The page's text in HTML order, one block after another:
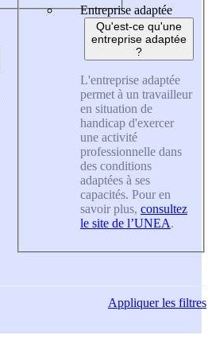
Entreprise adaptée
Qu'est-ce qu'une
entreprise adaptée
?
L'entreprise adaptée
permet à un travailleur
en situation de
handicap d'exercer
une activité
professionnelle dans
des conditions
adaptées à ses
capacités. Pour en
savoir plus, consultez
le site de l’UNEA.
Appliquerles filtres